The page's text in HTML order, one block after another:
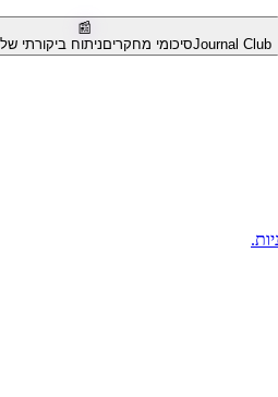
📰
Journal Clubסיכומי מחקריםניתוח ביקורתי